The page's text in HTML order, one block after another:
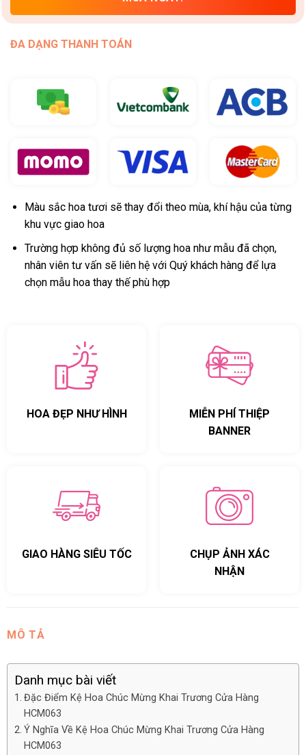
ĐA DẠNG THANH TOÁN
Màu sắc hoa tươi sẽ thay đổi theo mùa, khí hậu của từng
khu vực giao hoa
Trường hợp không đủ số lượng hoa như mẫu đã chọn,
nhân viên tư vấn sẽ liên hệ với Quý khách hàng để lựa
chọn mẫu hoa thay thế phù hợp
HOA ĐẸP NHƯ HÌNH
MIỄN PHÍ THIỆP
BANNER
GIAO HÀNG SIÊU TỐC
CHỤP ẢNH XÁC
NHẬN
MÔ TẢ
Danh mục bài viết
Đặc Điểm Kệ Hoa Chúc Mừng Khai Trương Cửa Hàng
HCM063
Ý Nghĩa Về Kệ Hoa Chúc Mừng Khai Trương Cửa Hàng
HCM063